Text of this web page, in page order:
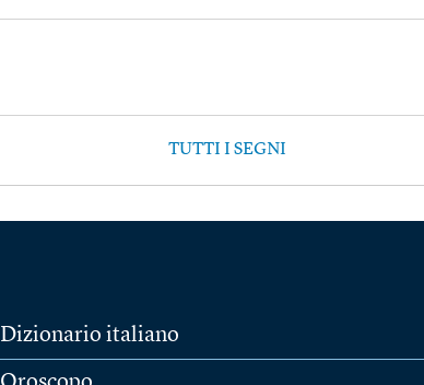
TUTTI I SEGNI
Dizionario italiano